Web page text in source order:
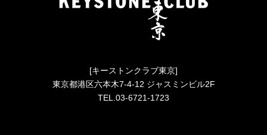
[キーストンクラブ東京]
東京都港区六本木7-4-12 ジャスミンビル2F
TEL.03-6721-1723